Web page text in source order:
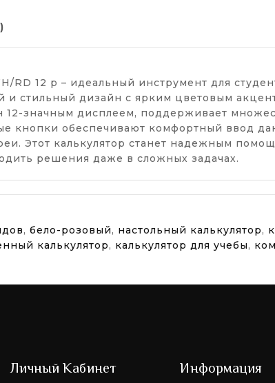
RD 12 р – идеальный инструмент для
и стильный дизайн с ярким цветовым
12-значным дисплеем, поддерживает
кнопки обеспечивают комфортный ввод
Этот калькулятор станет надежным
решения даже в сложных задачах.
, бело-розовый, настольный калькулятор,
калькулятор, калькулятор для учебы,
Личный Кабинет Информация